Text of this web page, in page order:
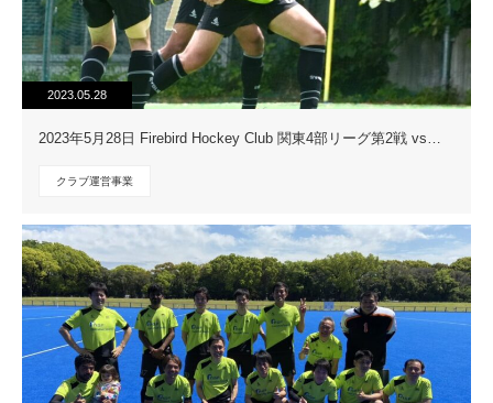
2023.05.28
2023年5月28日 Firebird Hockey Club 関東4部リーグ第2戦 vs…
クラブ運営事業